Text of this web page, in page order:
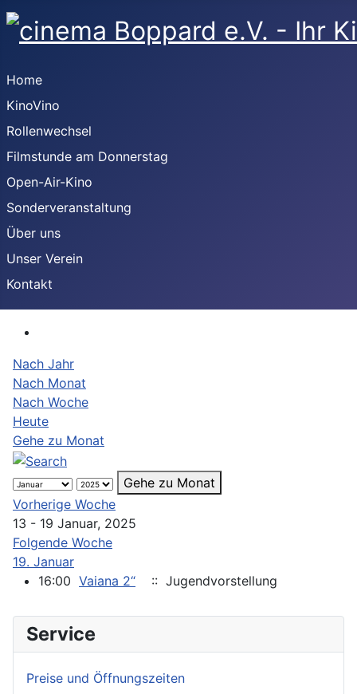
Home
KinoVino
Rollenwechsel
Filmstunde am Donnerstag
Open-Air-Kino
Sonderveranstaltung
Über uns
Unser Verein
Kontakt
Nach Jahr
Nach Monat
Nach Woche
Heute
Gehe zu Monat
Gehe zu Monat
Vorherige Woche
13 - 19 Januar, 2025
Folgende Woche
19. Januar
16:00 Vaiana 2“ :: Jugendvorstellung
Service
Preise und Öffnungszeiten